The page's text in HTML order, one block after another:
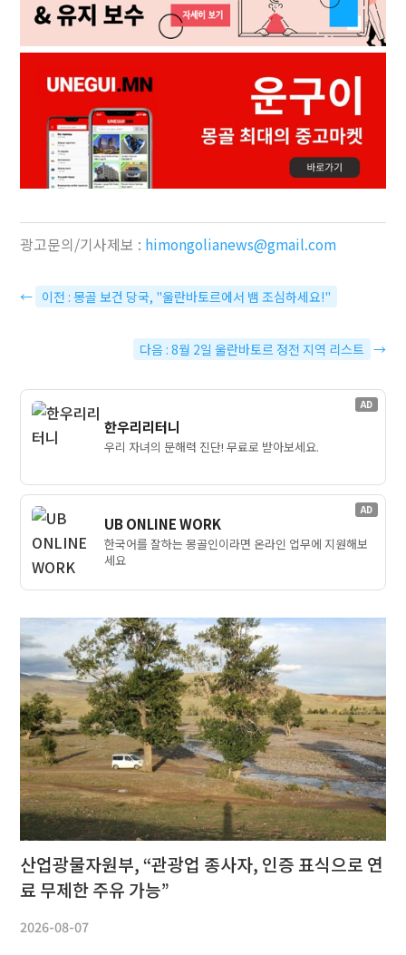
광고문의/기사제보 : himongolianews@gmail.com
← 이전 : 몽골 보건 당국, "울란바토르에서 뱀 조심하세요!"
다음 : 8월 2일 울란바토르 정전 지역 리스트 →
AD
한우리리터니
우리 자녀의 문해력 진단! 무료로 받아보세요.
AD
UB ONLINE WORK
한국어를 잘하는 몽골인이라면 온라인 업무에 지원해보
세요
산업광물자원부, “관광업 종사자, 인증 표식으로 연
료 무제한 주유 가능”
2026-08-07